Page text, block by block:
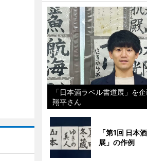
「日本酒ラベル書道展」を
翔平さん
「第1回 日本
展」の作例